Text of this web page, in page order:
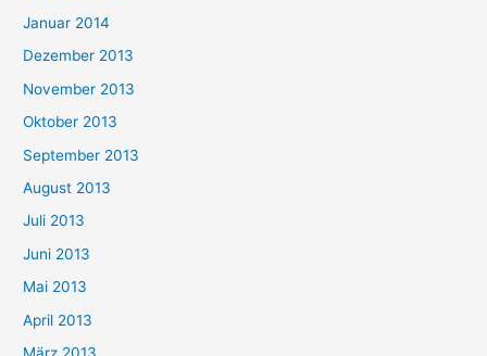
Januar 2014
Dezember 2013
November 2013
Oktober 2013
September 2013
August 2013
Juli 2013
Juni 2013
Mai 2013
April 2013